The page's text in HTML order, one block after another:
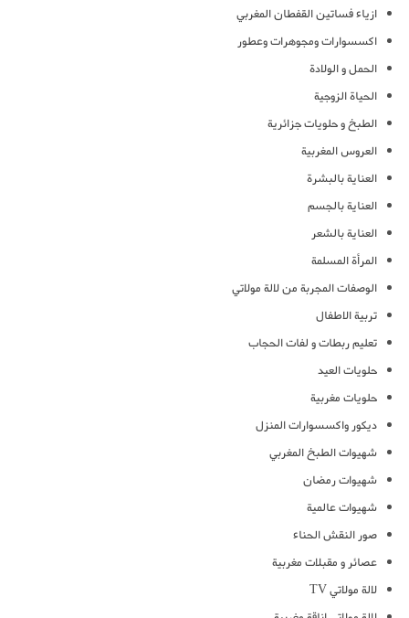
ازياء فساتين القفطان المغربي
اكسسوارات ومجوهرات وعطور
الحمل و الولادة
الحياة الزوجية
الطبخ و حلويات جزائرية
العروس المغربية
العناية بالبشرة
العناية بالجسم
العناية بالشعر
المرأة المسلمة
الوصفات المجربة من لالة مولاتي
تربية الاطفال
تعليم ربطات و لفات الحجاب
حلويات العيد
حلويات مغربية
ديكور واكسسوارات المنزل
شهيوات الطبخ المغربي
شهيوات رمضان
شهيوات عالمية
صور النقش الحناء
عصائر و مقبلات مغربية
لالة مولاتي TV